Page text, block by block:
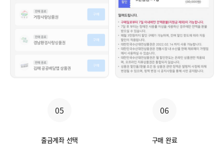
05
출금계좌 선택
06
구매 완료